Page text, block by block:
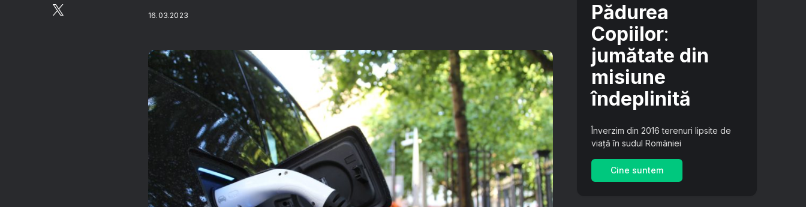
16.03.2023
Pădurea
Copiilor:
jumătate din
misiune
îndeplinită
Înverzim din 2016 terenuri lipsite de
viață în sudul României
Cine suntem